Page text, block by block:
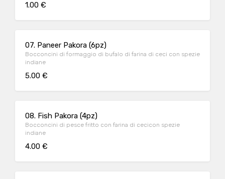
1.00 €
07. Paneer Pakora (6pz)
Bocconcini di formaggio di bufalo di farina di ceci con spezie
indiane
5.00 €
08. Fish Pakora (4pz)
Bocconcini di pesce fritto con farina di cecicon spezie
indiane
4.00 €